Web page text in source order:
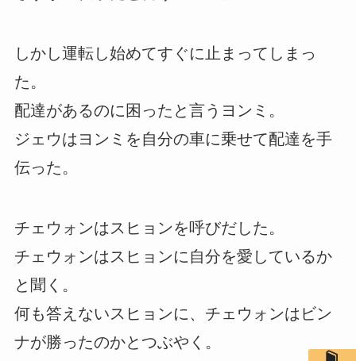
しかし運転し始めてすぐに止まってしまっ
た。
配達があるのに困ったと言うヨンミ。
ジェウはヨンミを自分の車に乗せて配達を手
伝った。
チェウォンはスヒョンを呼びだした。
チェウォンはスヒョンに自分を愛しているか
と聞く。
何も答えないスヒョンに、チェウォンはビン
ナが勝ったのかとつぶやく。